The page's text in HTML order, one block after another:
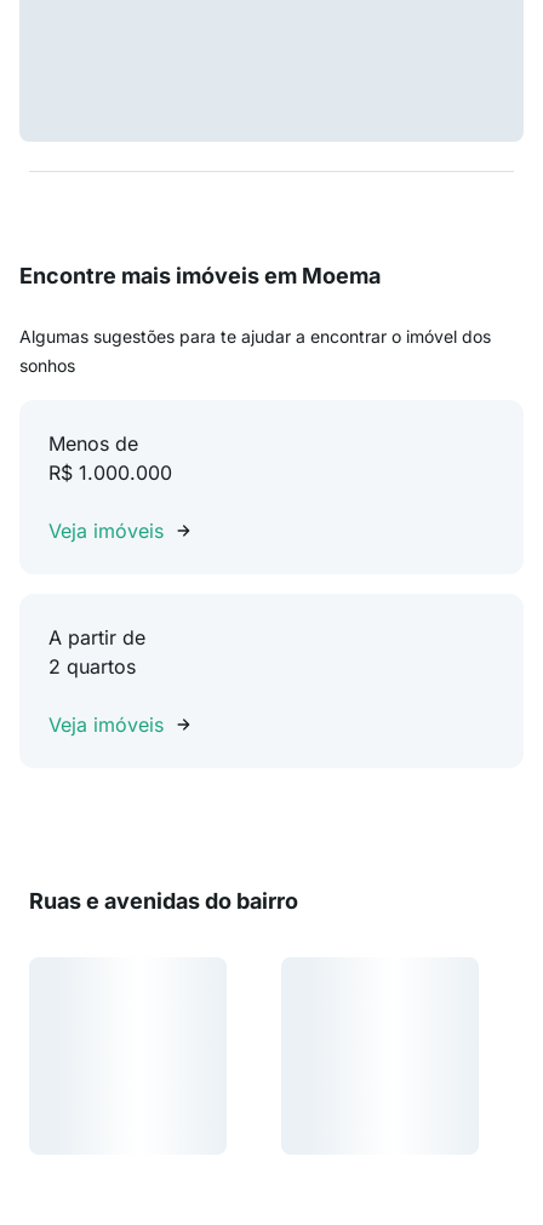
Encontre mais imóveis em Moema
Algumas sugestões para te ajudar a encontrar o imóvel dos
sonhos
Menos de
R$ 1.000.000
Veja imóveis
A partir de
2 quartos
Veja imóveis
Ruas e avenidas do bairro